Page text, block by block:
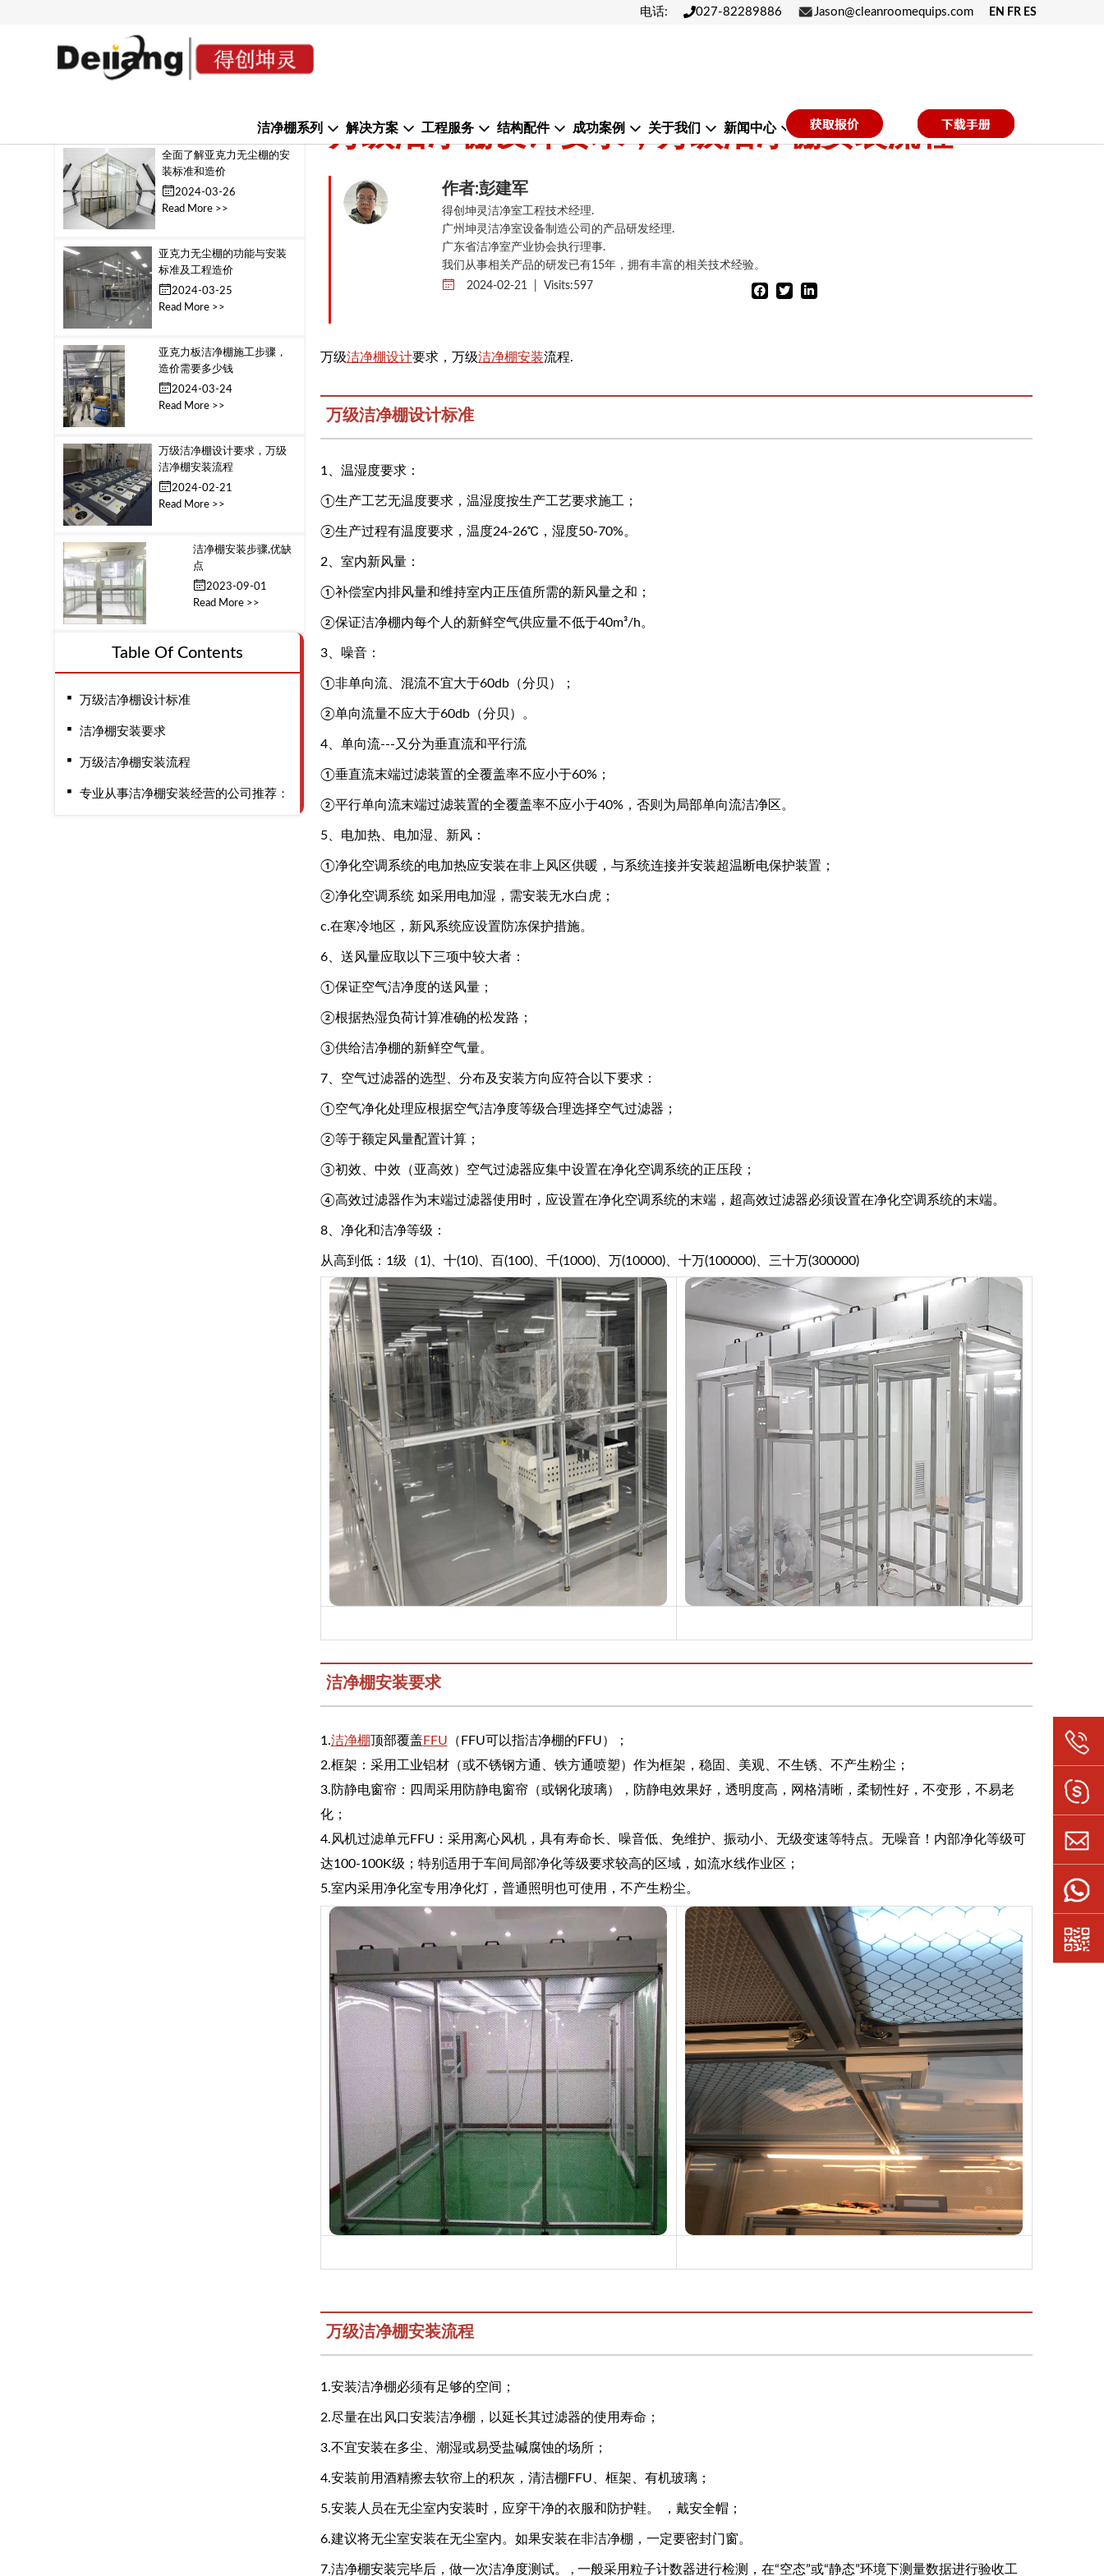
电话: 027-82289886 Jason@cleanroomequips.com EN FR ES
洁净棚系列 解决方案 工程服务 结构配件 成功案例 关于我们 新闻中心 联系我们
公司新闻
Latest Hot Articles
全面了解亚克力无尘棚的安
装标准和造价
2024-03-26
Read More >>
亚克力无尘棚的功能与安装
标准及工程造价
2024-03-25
Read More >>
亚克力板洁净棚施工步骤，
造价需要多少钱
2024-03-24
Read More >>
万级洁净棚设计要求，万级
洁净棚安装流程
2024-02-21
Read More >>
洁净棚安装步骤,优缺
点
2023-09-01
Read More >>
Table Of Contents
万级洁净棚设计标准
洁净棚安装要求
万级洁净棚安装流程
专业从事洁净棚安装经营的公司推荐：
万级洁净棚设计要求，万级洁净棚安装流程
作者:彭建军
得创坤灵洁净室工程技术经理.
广州坤灵洁净室设备制造公司的产品研发经理.
广东省洁净室产业协会执行理事.
我们从事相关产品的研发已有15年，拥有丰富的相关技术经验。
2024-02-21 | Visits:597
万级洁净棚设计要求，万级洁净棚安装流程.
万级洁净棚设计标准
1、温湿度要求：
①生产工艺无温度要求，温湿度按生产工艺要求施工；
②生产过程有温度要求，温度24-26℃，湿度50-70%。
2、室内新风量：
①补偿室内排风量和维持室内正压值所需的新风量之和；
②保证洁净棚内每个人的新鲜空气供应量不低于40m³/h。
3、噪音：
①非单向流、混流不宜大于60db（分贝）；
②单向流量不应大于60db（分贝）。
4、单向流---又分为垂直流和平行流
①垂直流末端过滤装置的全覆盖率不应小于60%；
②平行单向流末端过滤装置的全覆盖率不应小于40%，否则为局部单向流洁净区。
5、电加热、电加湿、新风：
①净化空调系统的电加热应安装在非上风区供暖，与系统连接并安装超温断电保护装置；
②净化空调系统 如采用电加湿，需安装无水白虎；
c.在寒冷地区，新风系统应设置防冻保护措施。
6、送风量应取以下三项中较大者：
①保证空气洁净度的送风量；
②根据热湿负荷计算准确的松发路；
③供给洁净棚的新鲜空气量。
7、空气过滤器的选型、分布及安装方向应符合以下要求：
①空气净化处理应根据空气洁净度等级合理选择空气过滤器；
②等于额定风量配置计算；
③初效、中效（亚高效）空气过滤器应集中设置在净化空调系统的正压段；
④高效过滤器作为末端过滤器使用时，应设置在净化空调系统的末端，超高效过滤器必须设置在净化空调系统的末端。
8、净化和洁净等级：
从高到低：1级（1)、十(10)、百(100)、千(1000)、万(10000)、十万(100000)、三十万(300000)
洁净棚安装要求
1.洁净棚顶部覆盖FFU （FFU可以指洁净棚的FFU）；
2.框架：采用工业铝材（或不锈钢方通、铁方通喷塑）作为框架，稳固、美观、不生锈、不产生粉尘；
3.防静电窗帘：四周采用防静电窗帘（或钢化玻璃），防静电效果好，透明度高，网格清晰，柔韧性好，不变形，不易老
化；
4.风机过滤单元FFU：采用离心风机，具有寿命长、噪音低、免维护、振动小、无级变速等特点。无噪音！内部净化等级可
达100-100K级；特别适用于车间局部净化等级要求较高的区域，如流水线作业区；
5.室内采用净化室专用净化灯，普通照明也可使用，不产生粉尘。
万级洁净棚安装流程
1.安装洁净棚必须有足够的空间；
2.尽量在出风口安装洁净棚，以延长其过滤器的使用寿命；
3.不宜安装在多尘、潮湿或易受盐碱腐蚀的场所；
4.安装前用酒精擦去软帘上的积灰，清洁棚FFU、框架、有机玻璃；
5.安装人员在无尘室内安装时，应穿干净的衣服和防护鞋。 ，戴安全帽；
6.建议将无尘室安装在无尘室内。如果安装在非洁净棚，一定要密封门窗。
7.洁净棚安装完毕后，做一次洁净度测试。 , 一般采用粒子计数器进行检测，在“空态”或“静态”环境下测量数据进行验收工